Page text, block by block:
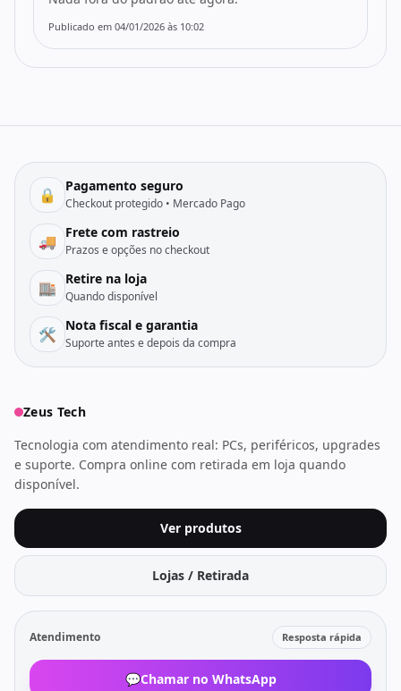
Publicado em 04/01/2026 às 10:02
🔒 Pagamento seguro
Checkout protegido • Mercado Pago
🚚 Frete com rastreio
Prazos e opções no checkout
🏬 Retire na loja
Quando disponível
🛠️ Nota fiscal e garantia
Suporte antes e depois da compra
Zeus Tech
Tecnologia com atendimento real: PCs, periféricos, upgrades
e suporte. Compra online com retirada em loja quando
disponível.
Ver produtos
Lojas / Retirada
Atendimento Resposta rápida
💬Chamar no WhatsApp